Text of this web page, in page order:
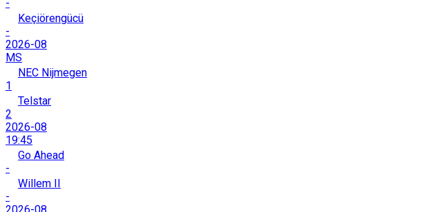
-
Keçiörengücü
-
2026-08
MS
NEC Nijmegen
1
Telstar
2
2026-08
19:45
Go Ahead
-
Willem II
-